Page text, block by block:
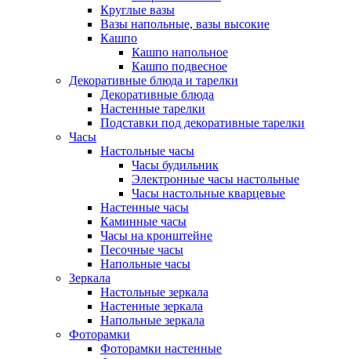
Круглые вазы
Вазы напольные, вазы высокие
Кашпо
Кашпо напольное
Кашпо подвесное
Декоративные блюда и тарелки
Декоративные блюда
Настенные тарелки
Подставки под декоративные тарелки
Часы
Настольные часы
Часы будильник
Электронные часы настольные
Часы настольные кварцевые
Настенные часы
Каминные часы
Часы на кронштейне
Песочные часы
Напольные часы
Зеркала
Настольные зеркала
Настенные зеркала
Напольные зеркала
Фоторамки
Фоторамки настенные